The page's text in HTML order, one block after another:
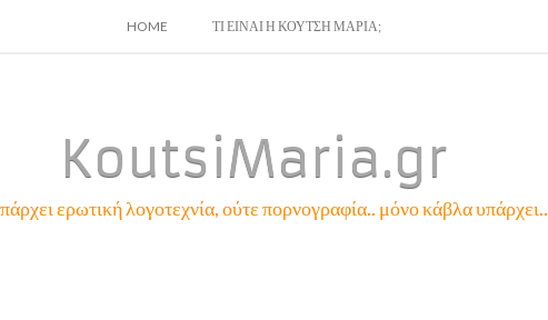
SKIP
HOME ΤΙ ΕΙΝΑΙ Η ΚΟΥΤΣΗ ΜΑΡΙΑ;
KoutsiMaria.gr
ερωτική λογοτεχνία, ούτε πορνογραφία.. μόνο κάβλα υπάρχει..